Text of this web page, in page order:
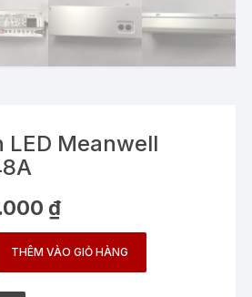
LED Meanwell
₫.
₫Giá
tại
là:
745.000 ₫.
THÊM VÀO GIỎ HÀNG